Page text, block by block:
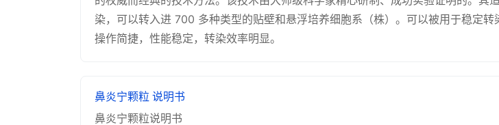
染，可以转入进 700 多种类型的贴壁和悬浮培养细胞系（株）。可以被用于稳定
操作简捷，性能稳定，转染效率明显。
鼻炎宁颗粒 说明书
鼻炎宁颗粒说明书